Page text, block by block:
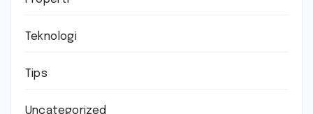
Teknologi
Tips
Uncategorized